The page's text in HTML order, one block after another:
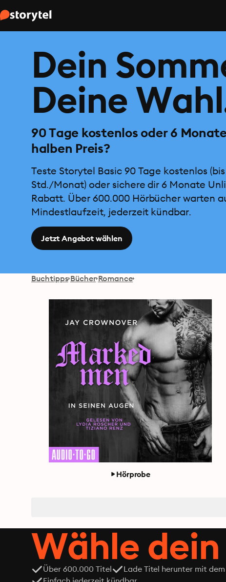
Dein
Deine
90 Tage kostenlos oder 6
halben Preis?
Teste Storytel Basic 90 Tage kostenlos
Std./Monat) oder sichere dir 6 Monate
Rabatt. Über 600.000 Hörbücher warten
Mindestlaufzeit, jederzeit kündbar.
Jetzt Angebot wählen
Buchtipps Bücher Romance
Hörprobe
Wähle
Über 600.000 Titel Lade Titel herunter mit